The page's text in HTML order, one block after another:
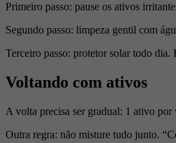
Primeiro passo: pause os ativos
Segundo passo: limpeza gentil com
Terceiro passo: protetor solar todo dia.
Voltando com ativos
A volta precisa ser gradual: 1 ativo por
Outra regra: não misture tudo junto.